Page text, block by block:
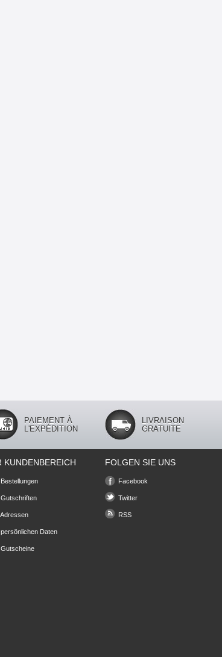
PAIEMENT À
L'EXPÉDITION
LIVRAISON
GRATUITE
KUNDENBEREICH
Daten
FOLGEN SIE UNS
Facebook
Twitter
RSS